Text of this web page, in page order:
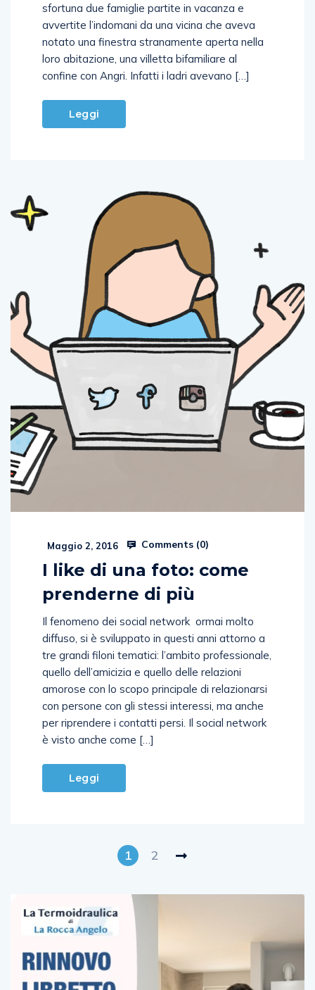
sfortuna due famiglie partite in vacanza e
avvertite l’indomani da una vicina che aveva
notato una finestra stranamente aperta nella
loro abitazione, una villetta bifamiliare al
confine con Angri. Infatti i ladri avevano […]
Leggi
Maggio 2, 2016 Comments (0)
I like di una foto: come
prenderne di più
Il fenomeno dei social network ormai molto
diffuso, si è sviluppato in questi anni attorno a
tre grandi filoni tematici: l’ambito professionale,
quello dell’amicizia e quello delle relazioni
amorose con lo scopo principale di relazionarsi
con persone con gli stessi interessi, ma anche
per riprendere i contatti persi. Il social network
è visto anche come […]
Leggi
1 2